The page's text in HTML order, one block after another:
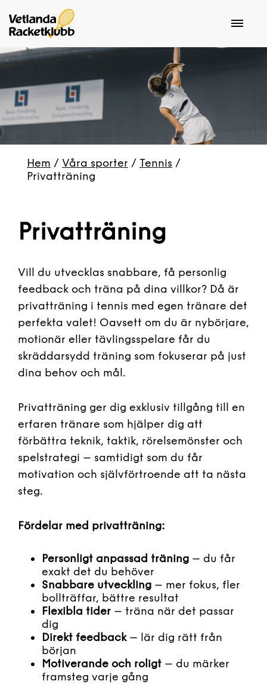
Hem / Våra sporter / Tennis /
Privatträning
Privatträning
Vill du utvecklas snabbare, få personlig
feedback och träna på dina villkor? Då är
privatträning i tennis med egen tränare det
perfekta valet! Oavsett om du är nybörjare,
motionär eller tävlingsspelare får du
skräddarsydd träning som fokuserar på just
dina behov och mål.
Privatträning ger dig exklusiv tillgång till en
erfaren tränare som hjälper dig att
förbättra teknik, taktik, rörelsemönster och
spelstrategi – samtidigt som du får
motivation och självförtroende att ta nästa
steg.
Fördelar med privatträning:
Personligt anpassad träning – du får
exakt det du behöver
Snabbare utveckling – mer fokus, fler
bollträffar, bättre resultat
Flexibla tider – träna när det passar
dig
Direkt feedback– lär dig rätt från
början
Motiverande och roligt – du märker
framsteg varje gång